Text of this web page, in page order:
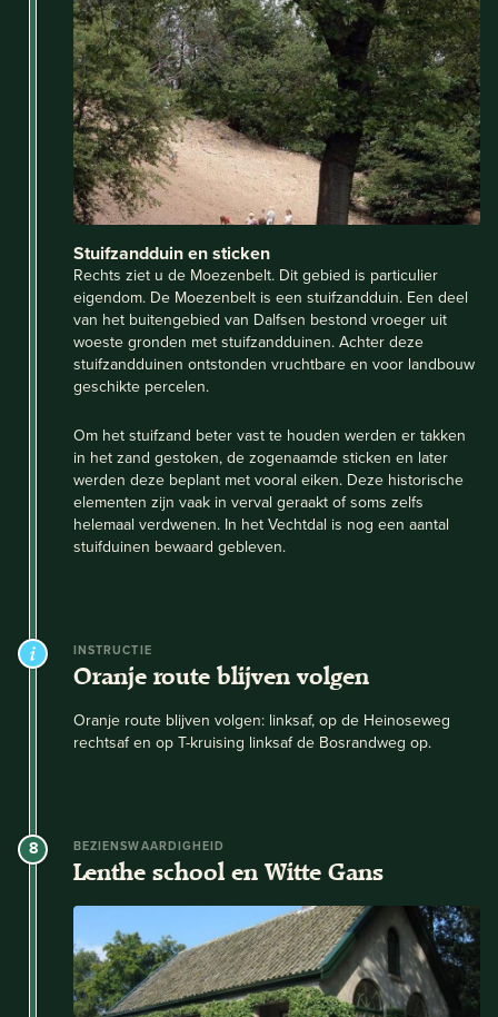
Stuifzandduin en sticken
Rechts ziet u de Moezenbelt. Dit gebied is particulier
eigendom. De Moezenbelt is een stuifzandduin. Een deel
van het buitengebied van Dalfsen bestond vroeger uit
woeste gronden met stuifzandduinen. Achter deze
stuifzandduinen ontstonden vruchtbare en voor landbouw
geschikte percelen.
Om het stuifzand beter vast te houden werden er takken
in het zand gestoken, de zogenaamde sticken en later
werden deze beplant met vooral eiken. Deze historische
elementen zijn vaak in verval geraakt of soms zelfs
helemaal verdwenen. In het Vechtdal is nog een aantal
stuifduinen bewaard gebleven.
INSTRUCTIE
Oranje route blijven volgen
Oranje route blijven volgen: linksaf, op de Heinoseweg
rechtsaf en op T-kruising linksaf de Bosrandweg op.
8 BEZIENSWAARDIGHEID
Lenthe school en Witte Gans